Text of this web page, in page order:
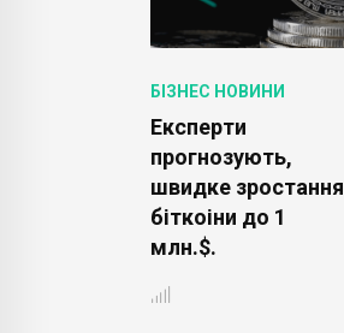
БІЗНЕС НОВИНИ
Експерти
прогнозують,
швидке зростання
біткоіни до 1
млн.$.